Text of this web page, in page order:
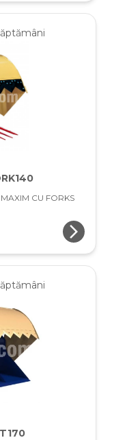
CU FORKS
arrow_forward_ios